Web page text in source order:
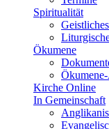
Spiritualität
Ökumene
Kirche Online
In Gemeinschaft